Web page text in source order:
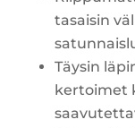
tasaisin
Täysin
kertoimet